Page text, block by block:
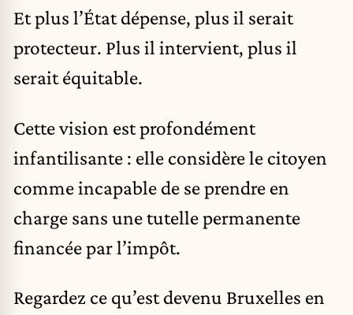
Et plus l’État dépense, plus il serait
protecteur. Plus il intervient, plus il
serait équitable.
Cette vision est profondément
infantilisante : elle considère le citoyen
comme incapable de se prendre en
charge sans une tutelle permanente
financée par l’impôt.
Regardez ce qu’est devenu Bruxelles en